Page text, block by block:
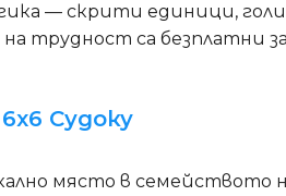
— скрити единици,
трудност са безплатни
Судоку
място в семейството